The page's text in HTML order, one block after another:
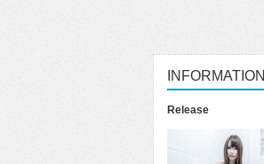
INFORMATION
Release